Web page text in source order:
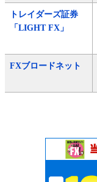
トレイダーズ証券
「LIGHT FX」
FXブロードネット